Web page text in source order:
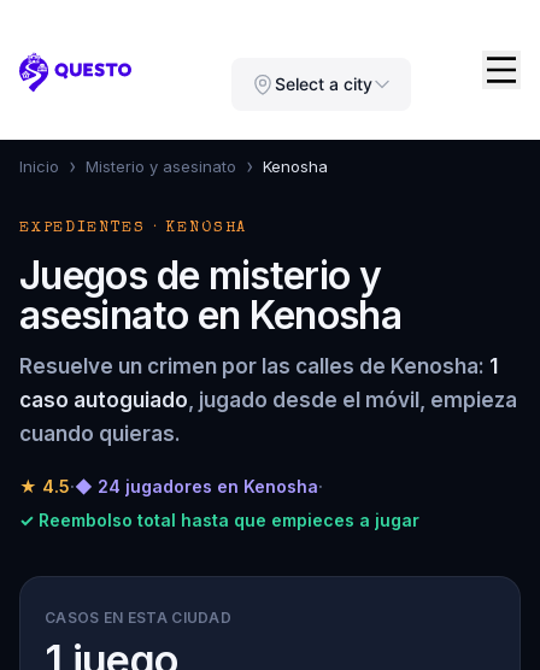
Questo Select a city
Inicio › Misterio y asesinato › Kenosha
EXPEDIENTES · KENOSHA
Juegos de misterio y
asesinato en Kenosha
Resuelve un crimen por las calles de Kenosha: 1
caso autoguiado, jugado desde el móvil, empieza
cuando quieras.
★ 4.5·◆ 24 jugadores en Kenosha·
✓ Reembolso total hasta que empieces a jugar
CASOS EN ESTA CIUDAD
1 juego